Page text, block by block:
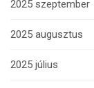
2025 szeptember
2025 augusztus
2025 július